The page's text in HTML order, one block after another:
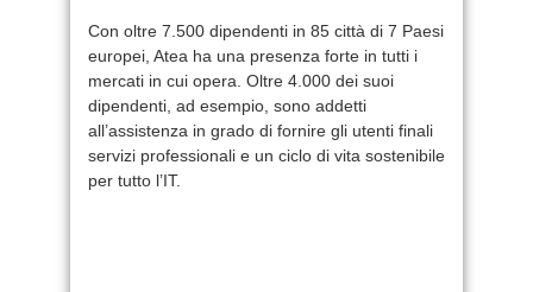
Con oltre 7.500 dipendenti in 85 città di 7 Paesi
europei, Atea ha una presenza forte in tutti i
mercati in cui opera. Oltre 4.000 dei suoi
dipendenti, ad esempio, sono addetti
all’assistenza in grado di fornire gli utenti finali
servizi professionali e un ciclo di vita sostenibile
per tutto l’IT.